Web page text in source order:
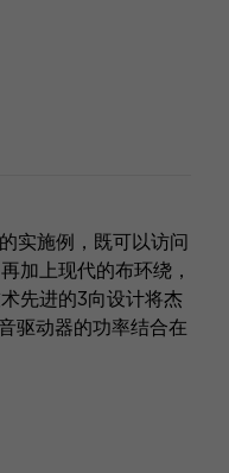
实施例，既可以访问
加上现代的布环绕，
先进的3向设计将杰
驱动器的功率结合在